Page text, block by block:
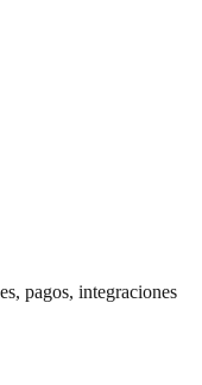
pagos, integraciones